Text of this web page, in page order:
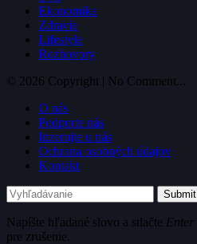
Ekonomika
Zdravie
Lifestyle
Rozhovory
© 2026 Copyright | No Comment...
O nás
Podporte nás
Inzerujte u nás
Ochrana osobných údajov
Kontakt
Submit
Napíšte hľadané slovo a stlačte Enter
pre zrušenie.